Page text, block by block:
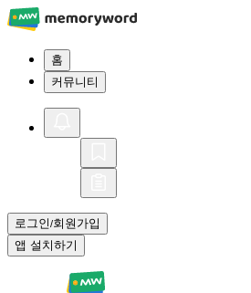
홈
커뮤니티
로그인/회원가입
앱 설치하기